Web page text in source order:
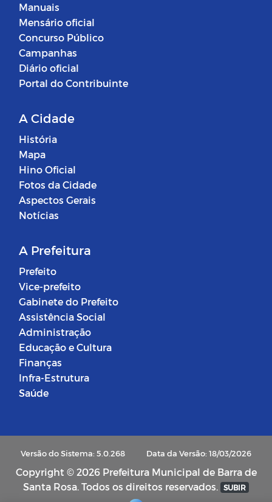
Manuais
Mensário oficial
Concurso Público
Campanhas
Diário oficial
Portal do Contribuinte
A Cidade
História
Mapa
Hino Oficial
Fotos da Cidade
Aspectos Gerais
Notícias
A Prefeitura
Prefeito
Vice-prefeito
Gabinete do Prefeito
Assistência Social
Administração
Educação e Cultura
Finanças
Infra-Estrutura
Saúde
Versão do Sistema: 5.0.268 Data da Versão: 18/03/2026
Copyright © 2026 Prefeitura Municipal de Barra de
Santa Rosa. Todos os direitos reservados. SUBIR